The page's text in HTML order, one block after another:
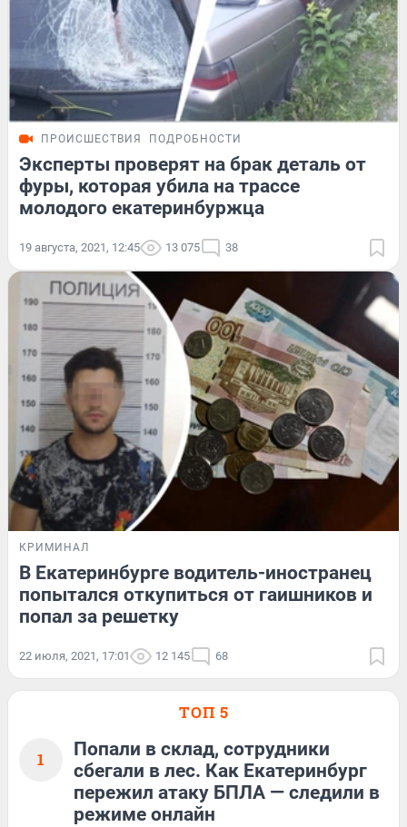
ПРОИСШЕСТВИЯ ПОДРОБНОСТИ
Эксперты проверят на брак деталь от
фуры, которая убила на трассе
молодого екатеринбуржца
19 августа, 2021, 12:45 13 075 38
КРИМИНАЛ
В Екатеринбурге водитель-иностранец
попытался откупиться от гаишников и
попал за решетку
22 июля, 2021, 17:01 12 145 68
ТОП 5
1
Попали в склад, сотрудники
сбегали в лес. Как Екатеринбург
пережил атаку БПЛА — следили в
режиме онлайн